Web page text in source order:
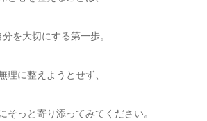
分を大切にする第一歩。
理に整えようとせず、
そっと寄り添ってみてください。